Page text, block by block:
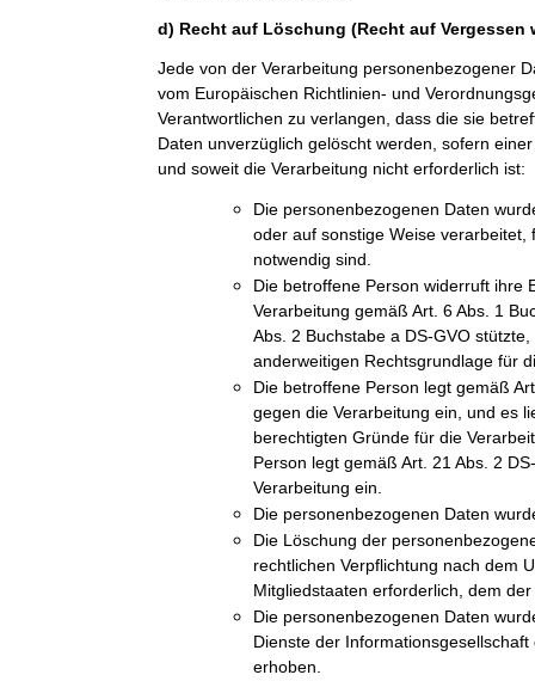
d) Recht auf Löschung (Recht auf Vergessen
Jede von der Verarbeitung personenbezogener
vom Europäischen Richtlinien- und
Verantwortlichen zu verlangen, dass die sie
Daten unverzüglich gelöscht werden, sofern
und soweit die Verarbeitung nicht erforderlich ist:
Die personenbezogenen Daten
oder auf sonstige Weise verarbeitet,
notwendig sind.
Die betroffene Person widerruft ihre
Verarbeitung gemäß Art. 6 Abs. 1
Abs. 2 Buchstabe a DS-GVO
anderweitigen Rechtsgrundlage für
Die betroffene Person legt gemäß
gegen die Verarbeitung ein, und es
berechtigten Gründe für die
Person legt gemäß Art. 21 Abs. 2
Verarbeitung ein.
Die personenbezogenen Daten
Die Löschung der
rechtlichen Verpflichtung nach dem
Mitgliedstaaten erforderlich, dem
Die personenbezogenen Daten
Dienste der
erhoben.